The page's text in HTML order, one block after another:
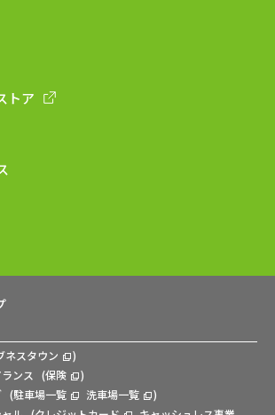
トア
ネスタウン
)
ンス
(保険
)
(駐車場一覧 洗車場一覧
)